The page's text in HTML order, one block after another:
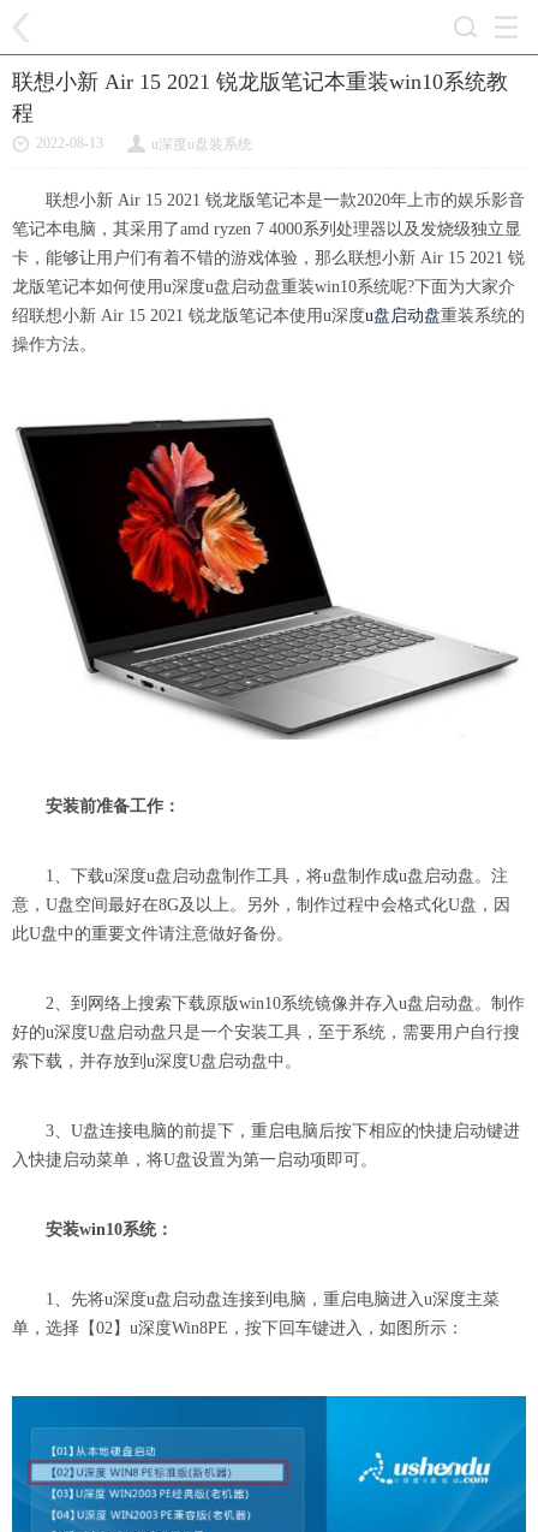
联想小新 Air 15 2021 锐龙版笔记本重装win10系统教
程
2022-08-13 u深度u盘装系统
联想小新 Air 15 2021 锐龙版笔记本是一款2020年上市的娱乐影音
笔记本电脑，其采用了amd ryzen 7 4000系列处理器以及发烧级独立显
卡，能够让用户们有着不错的游戏体验，那么联想小新 Air 15 2021 锐
龙版笔记本如何使用u深度u盘启动盘重装win10系统呢?下面为大家介
绍联想小新 Air 15 2021 锐龙版笔记本使用u深度u盘启动盘重装系统的
操作方法。
安装前准备工作：
1、下载u深度u盘启动盘制作工具，将u盘制作成u盘启动盘。注
意，U盘空间最好在8G及以上。另外，制作过程中会格式化U盘，因
此U盘中的重要文件请注意做好备份。
2、到网络上搜索下载原版win10系统镜像并存入u盘启动盘。制作
好的u深度U盘启动盘只是一个安装工具，至于系统，需要用户自行搜
索下载，并存放到u深度U盘启动盘中。
3、U盘连接电脑的前提下，重启电脑后按下相应的快捷启动键进
入快捷启动菜单，将U盘设置为第一启动项即可。
安装win10系统：
1、先将u深度u盘启动盘连接到电脑，重启电脑进入u深度主菜
单，选择【02】u深度Win8PE，按下回车键进入，如图所示：